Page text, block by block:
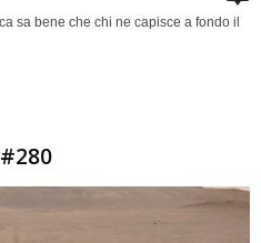
sa bene che chi ne capisce a fondo il